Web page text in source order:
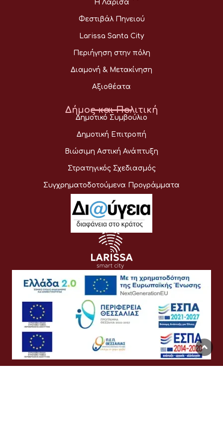
Η Λάρισα
Φεστιβάλ Πηνειού
Larissa Santa City
Περιήγηση στην πόλη
Διαμονή & Μετακίνηση
Αξιοθέατα
Δήμος και Πολιτική
Δημοτικό Συμβούλιο
Δημοτική Επιτροπή
Βιώσιμη Αστική Ανάπτυξη
Στρατηγικός Σχεδιασμός
Συγχρηματοδοτούμενα Προγράμματα